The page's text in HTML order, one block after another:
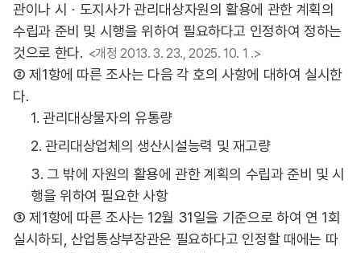
관이나 시ㆍ도지사가 관리대상자원의 활용에 관한 계획의
수립과 준비 및 시행을 위하여 필요하다고 인정하여 정하는
것으로 한다. <개정 2013. 3. 23., 2025. 10. 1 .>
② 제1항에 따른 조사는 다음 각 호의 사항에 대하여 실시한
다.
1. 관리대상물자의 유통량
2. 관리대상업체의 생산시설능력 및 재고량
3. 그 밖에 자원의 활용에 관한 계획의 수립과 준비 및 시
행을 위하여 필요한 사항
③ 제1항에 따른 조사는 12월 31일을 기준으로 하여 연 1회
실시하되, 산업통상부장관은 필요하다고 인정할 때에는 따